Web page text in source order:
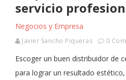
servicio
Negocios y Empresa
Javier Sancho Piqueras 0
Escoger un buen distribuidor de
para lograr un resultado